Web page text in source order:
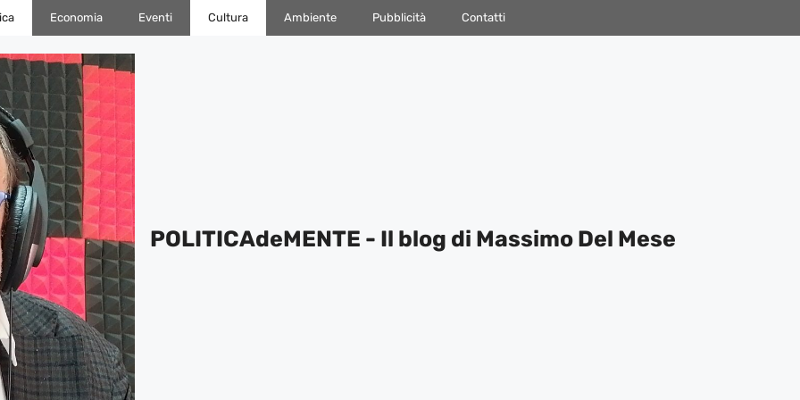
Economia Eventi Cultura Ambiente Pubblicità Contatti
POLITICAdeMENTE - Il blog di Massimo Del Mese